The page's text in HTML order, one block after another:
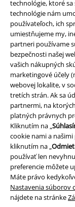
technológie, ktoré sa
technológie nám
používateľoch, ich
umiestňujeme my,
partneri používame
bezpečnosti našej
vašich nákupných
marketingové účely
webovej lokalite, v
tretích strán. Ak sa
partnermi, na
platných právnych
Kliknutím na „
cookie nami a
kliknutím na „
používať len
preferencie môžete
Máte právo
Nastavenia súborov
nájdete na stránke